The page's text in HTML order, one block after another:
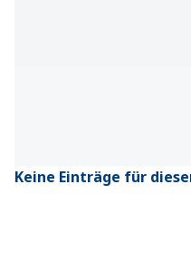
Keine Einträge für